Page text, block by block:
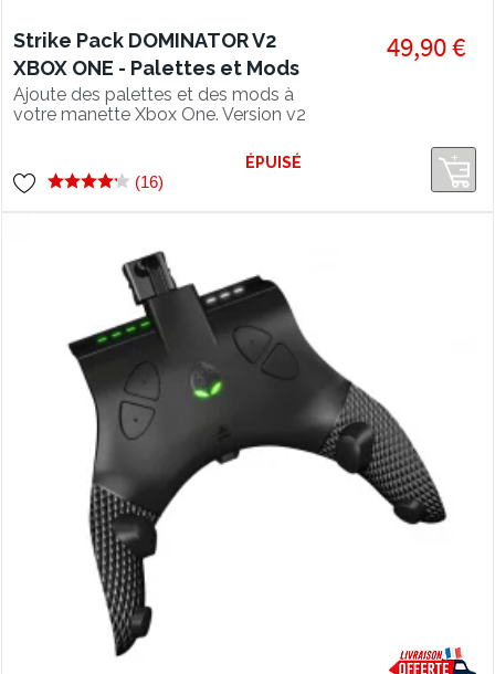
Strike Pack DOMINATOR V2
XBOX ONE - Palettes et Mods
Pack
Ajoute des palettes et des mods à
votre manette Xbox One. Version v2
49,90 €
(16)
ÉPUISÉ